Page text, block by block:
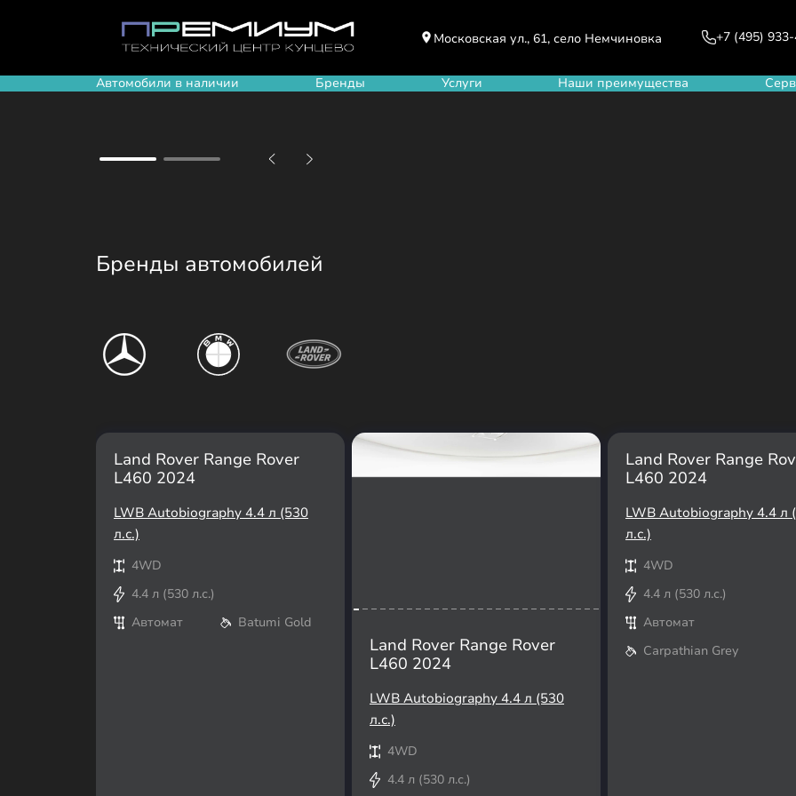
Московская ул., 61, село Немчиновка +7 (495)
Автомобили в наличии Бренды Услуги Наши преимущества
Бренды автомобилей
Land Rover Range Rover
L460 2024
LWB Autobiography 4.4 л (530
л.с.)
4WD
4.4 л (530 л.с.)
Автомат
Batumi Gold
Land Rover Range Rover
L460 2024
LWB Autobiography 4.4 л (530
л.с.)
4WD
4.4 л (530 л.с.)
Land Rover Range
L460 2024
LWB Autobiography 4.4 л
л.с.)
4WD
4.4 л (530 л.с.)
Автомат
Carpathian Grey